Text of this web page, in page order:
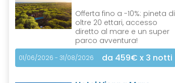
Offerta fino a -10%: pineta di
oltre 20 ettari, accesso
diretto al mare e un super
parco avventura!
01/06/2026 - 31/08/2026 da 459€ x 3 notti